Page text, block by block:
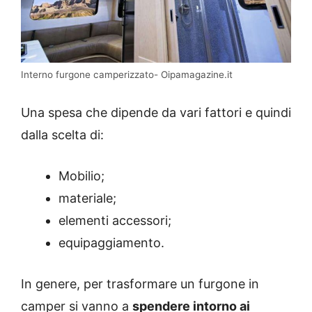
Interno furgone camperizzato- Oipamagazine.it
Una spesa che dipende da vari fattori e quindi
dalla scelta di:
Mobilio;
materiale;
elementi accessori;
equipaggiamento.
In genere, per trasformare un furgone in
camper si vanno a spendere intorno ai